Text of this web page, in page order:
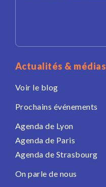
Actualités & médias
Voir le blog
Prochains événements
Agenda de Lyon
Agenda de Paris
Agenda de Strasbourg
On parle de nous